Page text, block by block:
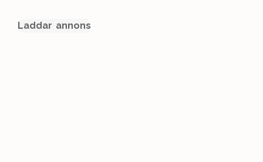
Laddar annons